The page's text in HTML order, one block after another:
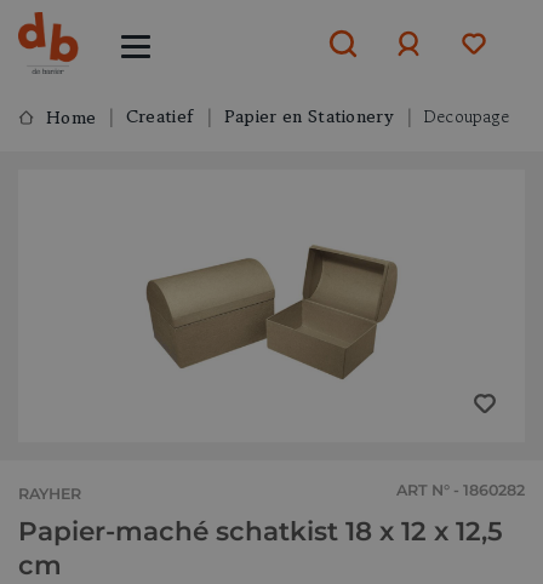
Home Creatief Papier en Stationery Decoupage
RAYHER ART N° - 1860282
Papier-maché schatkist 18 x 12 x 12,5
cm